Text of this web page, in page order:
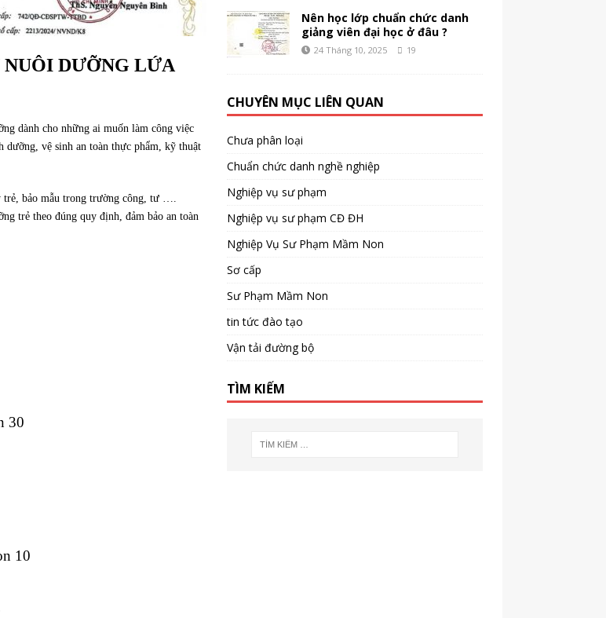
DƯỠNG LỨA
dành cho những ai muốn làm công việc
dưỡng, vệ sinh an toàn thực phẩm, kỹ thuật
bảo mẫu trong trường công, tư ….
trẻ theo đúng quy định, đảm bảo an toàn
30
10
Nên học lớp chuẩn chức danh
giảng viên đại học ở đâu ?
24 Tháng 10, 2025 19
CHUYÊN MỤC LIÊN QUAN
Chưa phân loại
Chuẩn chức danh nghề nghiệp
Nghiệp vụ sư phạm
Nghiệp vụ sư phạm CĐ ĐH
Nghiệp Vụ Sư Phạm Mầm Non
Sơ cấp
Sư Phạm Mầm Non
tin tức đào tạo
Vận tải đường bộ
TÌM KIẾM